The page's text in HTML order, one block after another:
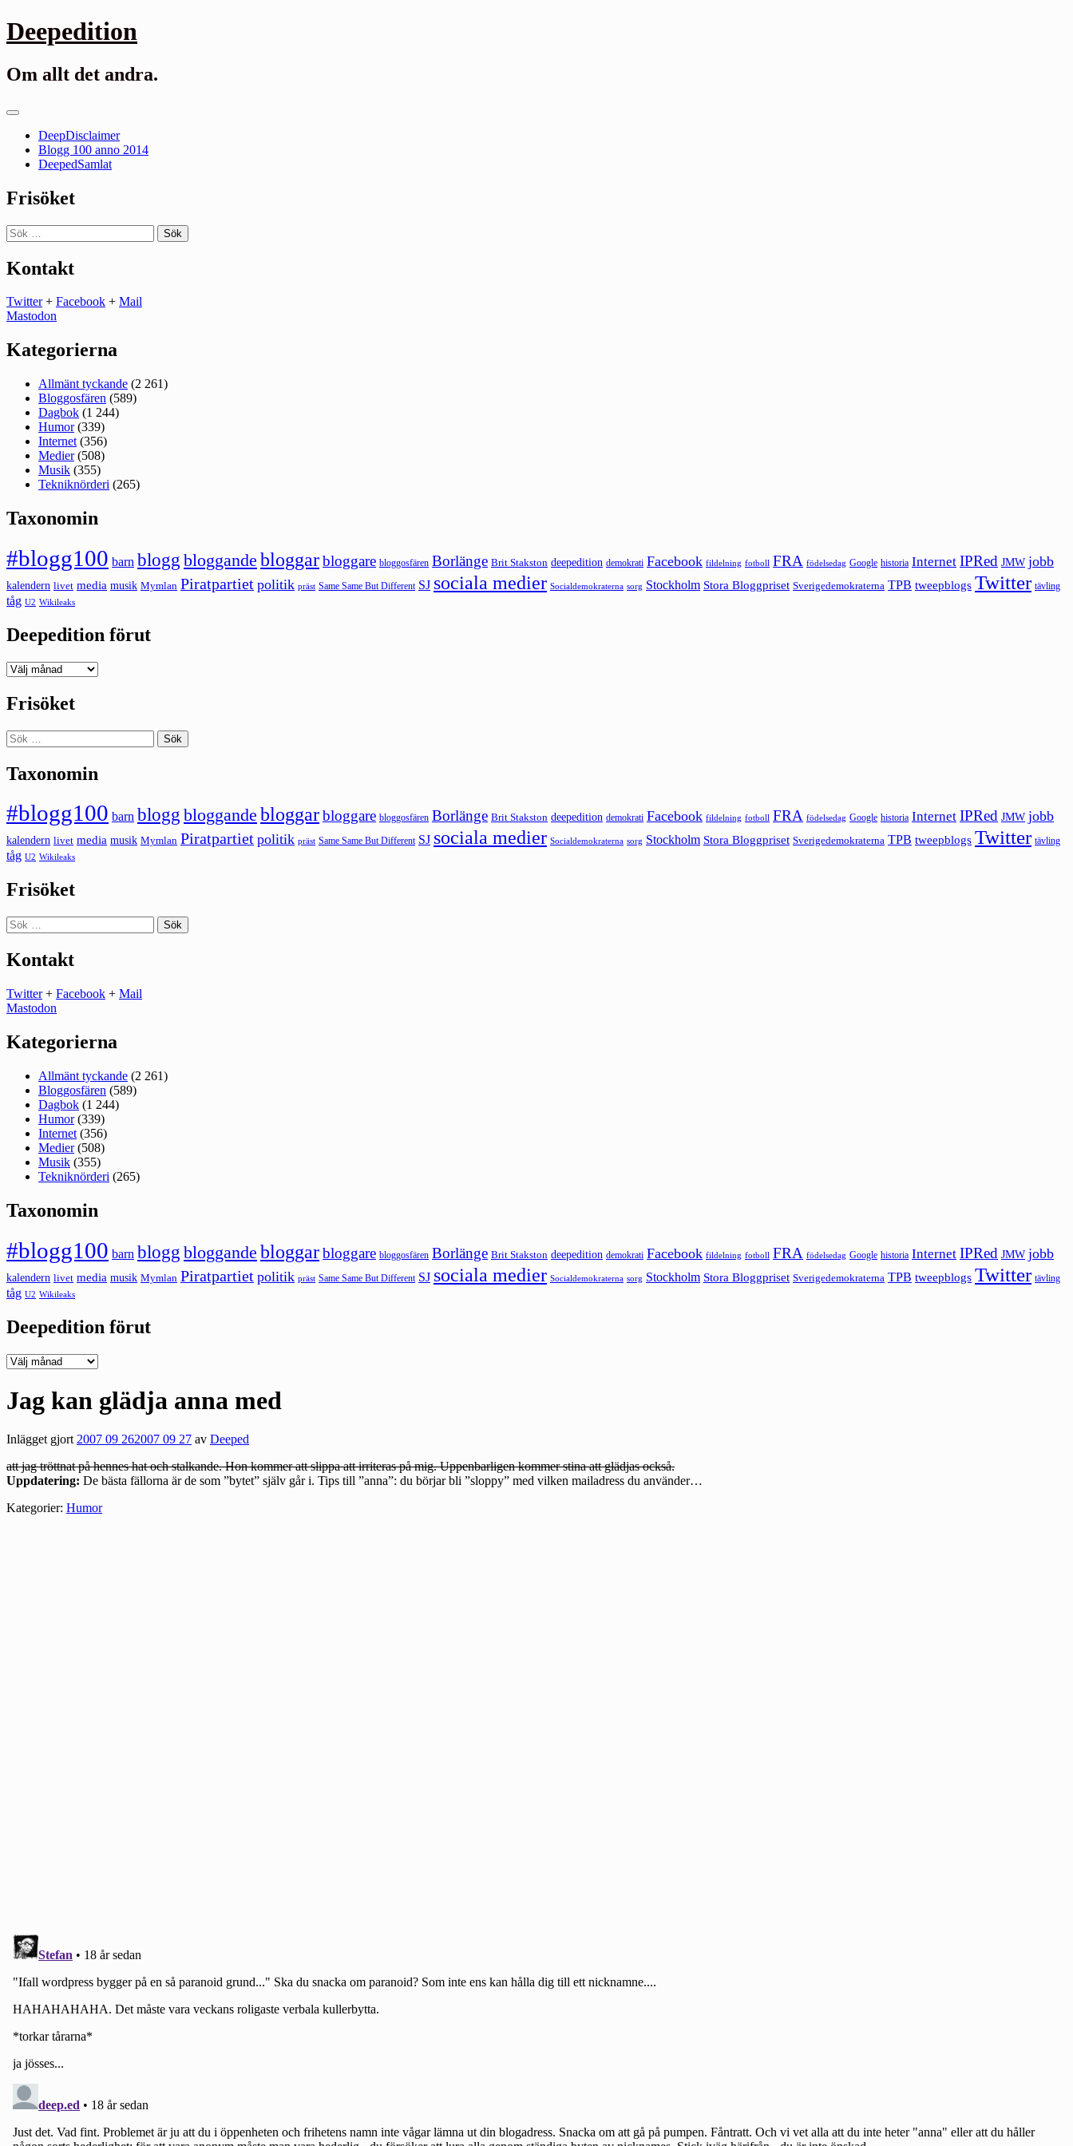
Gå
till
Deepedition
Om allt det andra.
Primär
DeepDisclaimer
Blogg 100 anno 2014
DeepedSamlat
Frisöket
Sök
efter:
Kontakt
Twitter+ Facebook + Mail
Mastodon
Kategorierna
Allmänt tyckande (2 261)
Bloggosfären (589)
Dagbok (1 244)
Humor(339)
Internet (356)
Medier(508)
Musik (355)
Tekniknörderi (265)
Taxonomin
#blogg100 barn blogg bloggande bloggarbloggare bloggosfären Borlänge Brit Stakston deepedition demokrati Facebook fildelning fotboll FRA födelsedag Google historia Internet IPRed JMW jobb
kalendern livet media musik Mymlan Piratpartiet politik präst Same Same But Different SJ sociala medier Socialdemokraterna sorg Stockholm Stora Bloggpriset Sverigedemokraterna TPB tweepblogs Twitter tävling
tåg U2 Wikileaks
Deepedition förut
Deepedition
Frisöket
Sök
efter:
Taxonomin
#blogg100 barn blogg bloggande bloggarbloggare bloggosfären Borlänge Brit Stakston deepedition demokrati Facebook fildelning fotboll FRA födelsedag Google historia Internet IPRed JMW jobb
kalendern livet media musik Mymlan Piratpartiet politik präst Same Same But Different SJ sociala medier Socialdemokraterna sorg Stockholm Stora Bloggpriset Sverigedemokraterna TPB tweepblogs Twitter tävling
tåg U2 Wikileaks
Frisöket
Sök
efter:
Kontakt
Twitter+ Facebook + Mail
Mastodon
Kategorierna
Allmänt tyckande (2 261)
Bloggosfären (589)
Dagbok (1 244)
Humor(339)
Internet (356)
Medier(508)
Musik (355)
Tekniknörderi (265)
Taxonomin
#blogg100 barn blogg bloggande bloggarbloggare bloggosfären Borlänge Brit Stakston deepedition demokrati Facebook fildelning fotboll FRA födelsedag Google historia Internet IPRed JMW jobb
kalendern livet media musik Mymlan Piratpartiet politik präst Same Same But Different SJ sociala medier Socialdemokraterna sorg Stockholm Stora Bloggpriset Sverigedemokraterna TPB tweepblogs Twitter tävling
tåg U2 Wikileaks
Deepedition förut
Deepedition
Jag kan glädja anna med
Inlägget gjort2007 09 262007 09 27 av Deeped
att jag tröttnat på hennes hat och stalkande. Hon kommer att slippa att irriteras på mig. Uppenbarligen kommer stina att glädjas också.
Uppdatering: De bästa fällorna är de som ”bytet” själv går i. Tips till ”anna”: du börjar bli ”sloppy” med vilken mailadress du använder…
Kategorier: Humor